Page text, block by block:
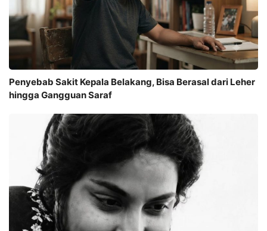
Penyebab Sakit Kepala Belakang, Bisa Berasal dari Leher
hingga Gangguan Saraf